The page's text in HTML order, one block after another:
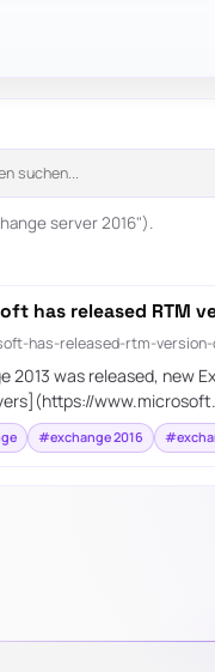
server 2016").
has released RTM
has-released-rtm-
2013 was released, new
#exchange 2016